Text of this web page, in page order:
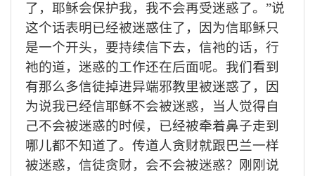
了，耶稣会保护我，我不会再受迷惑了。”说
这个话表明已经被迷惑住了，因为信耶稣只
是一个开头，要持续信下去，信祂的话，行
祂的道，迷惑的工作还在后面呢。我们看到
有那么多信徒掉进异端邪教里被迷惑了，因
为说我已经信耶稣不会被迷惑，当人觉得自
己不会被迷惑的时候，已经被牵着鼻子走到
哪儿都不知道了。传道人贪财就跟巴兰一样
被迷惑，信徒贪财，会不会被迷惑？刚刚说